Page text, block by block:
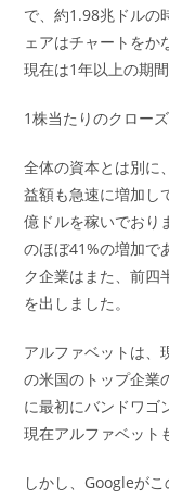
で、約1.98兆ドルの
ェアはチャートをか
現在は1年以上の期
1株当たりのクロー
全体の資本とは別に
益額も急速に増加し
億ドルを稼いでおり
のほぼ41%の増加で
ク企業はまた、前四
を出しました。
アルファベットは、
の米国のトップ企業
に最初にバンドワゴ
現在アルファベット
しかし、Googleが